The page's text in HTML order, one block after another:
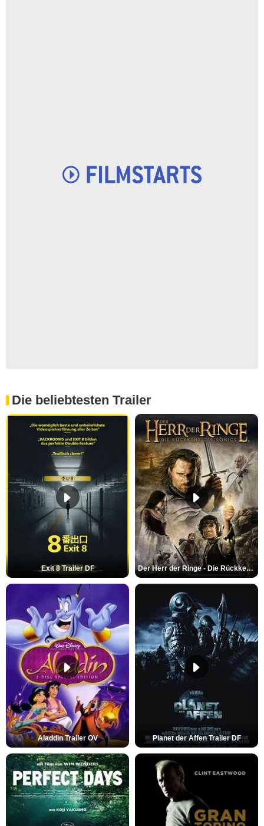
Die beliebtesten Trailer
Exit 8 Trailer DF Der Herr der Ringe - Die Rückkehr des Königs Trailer OV
Aladdin Trailer OV Planet der Affen Trailer DF